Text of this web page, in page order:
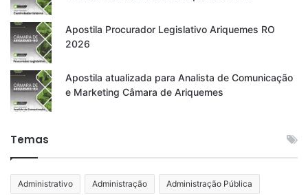
Apostila Procurador Legislativo Ariquemes RO
2026
Apostila atualizada para Analista de Comunicação
e Marketing Câmara de Ariquemes
Temas
Administrativo Administração Administração Pública